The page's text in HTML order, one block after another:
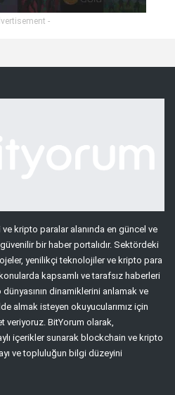
-
kripto paralar alanında en güncel ve
bir haber portalıdır. Sektördeki
yenilikçi teknolojiler ve kripto para
kapsamlı ve tarafsız haberleri
dinamiklerini anlamak ve
almak isteyen okuyucularımız için
veriyoruz. BitYorum olarak,
içerikler sunarak blockchain ve kripto
ve topluluğun bilgi düzeyini